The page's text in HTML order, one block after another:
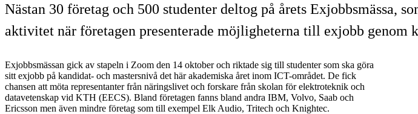
Nästan 30 företag och 500 studenter deltog på årets Exjobbsmässa,
aktivitet när företagen presenterade möjligheterna till exjobb genom
Exjobbsmässan gick av stapeln i Zoom den 14 oktober och riktade sig till studenter som ska göra
sitt exjobb på kandidat- och mastersnivå det här akademiska året inom ICT-området. De fick
chansen att möta representanter från näringslivet och forskare från skolan för elektroteknik och
datavetenskap vid KTH (EECS). Bland företagen fanns bland andra IBM, Volvo, Saab och
Ericsson men även mindre företag som till exempel Elk Audio, Tritech och Knightec.